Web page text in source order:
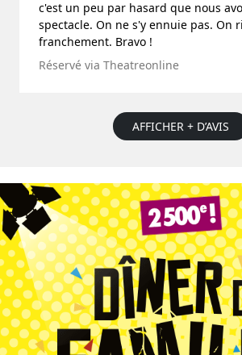
c'est un peu par hasard que nous
spectacle. On ne s'y ennuie pas. On
franchement. Bravo !
Réservé via Theatreonline
AFFICHER + D’AVIS